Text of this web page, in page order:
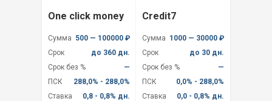
One click money
Сумма 500 — 100000 ₽
Срок
до 360 дн.
Срок без %
—
ПСК
288,0% - 288,0%
Ставка
0,8 - 0,8% дн.
Credit7
Сумма 1000 — 30000 ₽
Срок
до 30 дн.
Срок без %
—
ПСК
0,0% - 288,0%
Ставка
0,0 - 0,8% дн.